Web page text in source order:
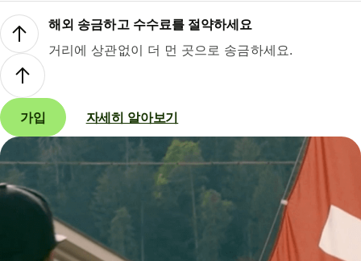
해외 송금하고 수수료를 절약하세요
거리에 상관없이 더 먼 곳으로 송금하세요.
가입 자세히 알아보기